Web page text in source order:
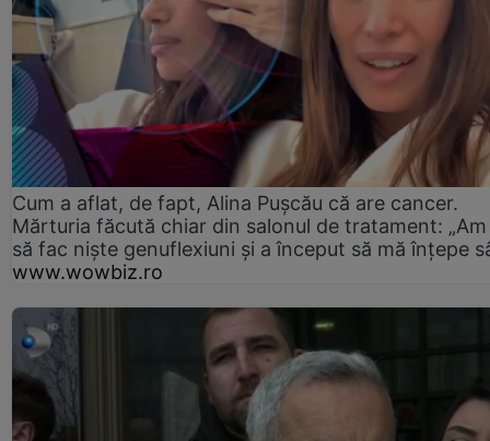
Cum a aflat, de fapt, Alina Pușcău că are cancer.
Mărturia făcută chiar din salonul de tratament:
să fac niște genuflexiuni și a început să mă înțepe
www.wowbiz.ro